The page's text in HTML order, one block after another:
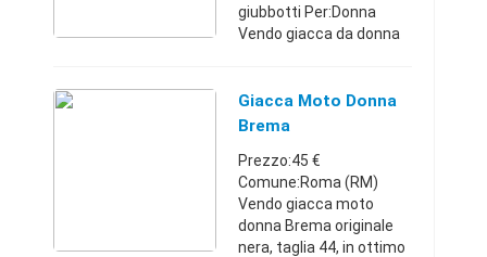
giubbotti Per:Donna
Vendo giacca da donna
non
gradito.Piemonte348490
Giacca Moto Donna
Brema
Prezzo:45 €
Comune:Roma (RM)
Vendo giacca moto
donna Brema originale
nera, taglia 44, in ottimo